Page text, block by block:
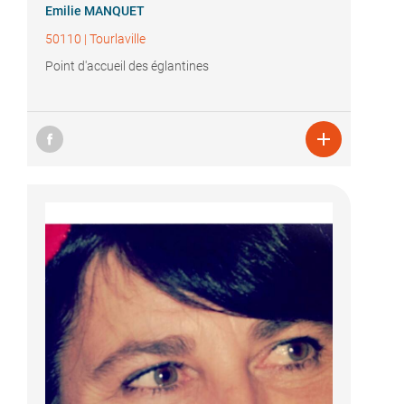
Emilie MANQUET
50110 | Tourlaville
Point d'accueil des églantines
